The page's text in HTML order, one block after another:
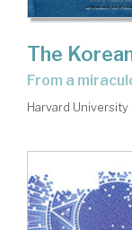
The
from a
Harvard University